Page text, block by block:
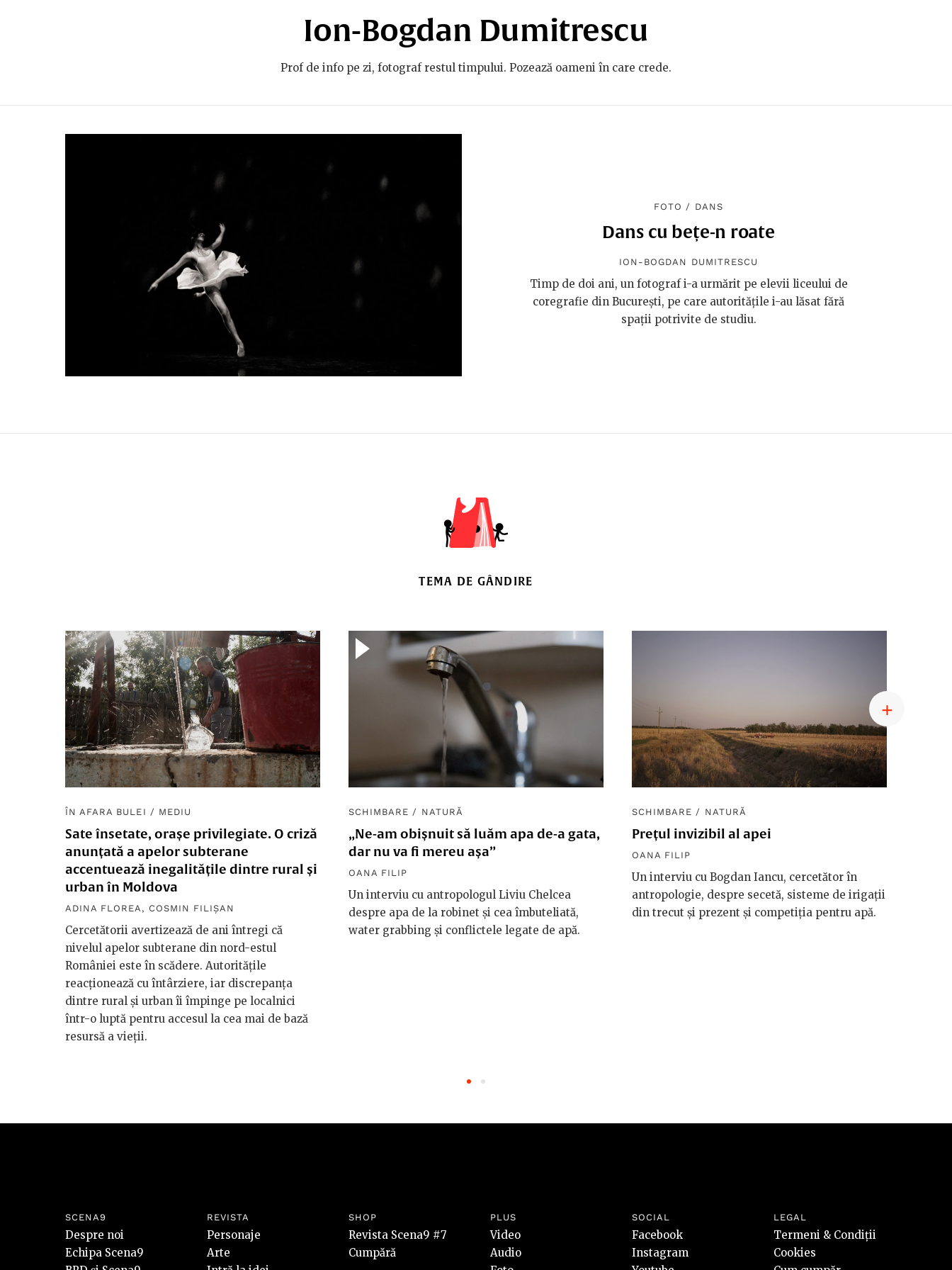
Ion-Bogdan Dumitrescu
Prof de info pe zi, fotograf restul timpului. Pozează oameni în care crede.
FOTO / DANS
Dans cu bețe-n roate
ION-BOGDAN DUMITRESCU
Timp de doi ani, un fotograf i-a urmărit pe elevii liceului de
coregrafie din București, pe care autoritățile i-au lăsat fără
spații potrivite de studiu.
TEMA DE GÂNDIRE
ÎN AFARA BULEI / MEDIU
Sate însetate, orașe privilegiate. O criză
anunțată a apelor subterane
accentuează inegalitățile dintre rural și
urban în Moldova
ADINA FLOREA , COSMIN FILIȘAN
Cercetătorii avertizează de ani întregi că
nivelul apelor subterane din nord-estul
României este în scădere. Autoritățile
reacționează cu întârziere, iar discrepanța
dintre rural și urban îi împinge pe localnici
într-o luptă pentru accesul la cea mai de bază
resursă a vieții.
SCHIMBARE / NATURĂ
„Ne-am obișnuit să luăm apa de-a gata,
dar nu va fi mereu așa”
OANA FILIP
Un interviu cu antropologul Liviu Chelcea
despre apa de la robinet și cea îmbuteliată,
water grabbing și conflictele legate de apă.
SCHIMBARE / NATURĂ
Prețul invizibil al apei
OANA FILIP
Un interviu cu Bogdan Iancu, cercetător în
antropologie, despre secetă, sisteme de irigații
din trecut și prezent și competiția pentru apă.
SCENA9
Despre noi
Echipa Scena9
REVISTA
Personaje
Arte
SHOP
Revista Scena9 #7
Cumpără
PLUS
Video
Audio
SOCIAL
Facebook
Instagram
LEGAL
Termeni & Condiții
Cookies